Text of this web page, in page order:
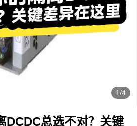
1/4
DCDC总选不对？关键